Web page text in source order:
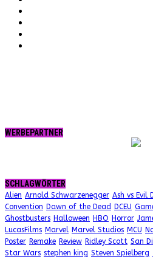
WERBEPARTNER
SCHLAGWÖRTER
Alien Arnold Schwarzenegger Ash vs Evil
Convention Dawn of the Dead DCEU
Ghostbusters Halloween HBO Horror
LucasFilms Marvel Marvel Studios MCU
Poster Remake Review Ridley Scott San
Star Wars stephen king Steven Spielberg